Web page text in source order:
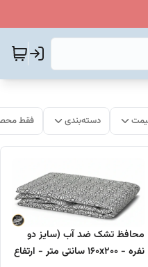
دسته‌بندی فقط
محافظ تشک ضد آب (سایز دو
نفره - ۱۶۰x۲۰۰ سانتی متر - ارتفاع